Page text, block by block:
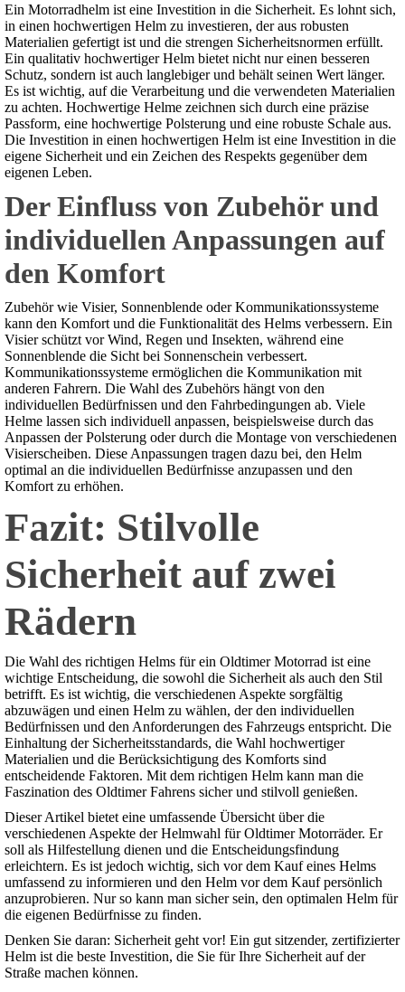
Ein Motorradhelm ist eine Investition in die Sicherheit. Es lohnt sich,
in einen hochwertigen Helm zu investieren, der aus robusten
Materialien gefertigt ist und die strengen Sicherheitsnormen erfüllt.
Ein qualitativ hochwertiger Helm bietet nicht nur einen besseren
Schutz, sondern ist auch langlebiger und behält seinen Wert länger.
Es ist wichtig, auf die Verarbeitung und die verwendeten Materialien
zu achten. Hochwertige Helme zeichnen sich durch eine präzise
Passform, eine hochwertige Polsterung und eine robuste Schale aus.
Die Investition in einen hochwertigen Helm ist eine Investition in die
eigene Sicherheit und ein Zeichen des Respekts gegenüber dem
eigenen Leben.
Der Einfluss von Zubehör und
individuellen Anpassungen auf
den Komfort
Zubehör wie Visier, Sonnenblende oder Kommunikationssysteme
kann den Komfort und die Funktionalität des Helms verbessern. Ein
Visier schützt vor Wind, Regen und Insekten, während eine
Sonnenblende die Sicht bei Sonnenschein verbessert.
Kommunikationssysteme ermöglichen die Kommunikation mit
anderen Fahrern. Die Wahl des Zubehörs hängt von den
individuellen Bedürfnissen und den Fahrbedingungen ab. Viele
Helme lassen sich individuell anpassen, beispielsweise durch das
Anpassen der Polsterung oder durch die Montage von verschiedenen
Visierscheiben. Diese Anpassungen tragen dazu bei, den Helm
optimal an die individuellen Bedürfnisse anzupassen und den
Komfort zu erhöhen.
Fazit: Stilvolle
Sicherheit auf zwei
Rädern
Die Wahl des richtigen Helms für ein Oldtimer Motorrad ist eine
wichtige Entscheidung, die sowohl die Sicherheit als auch den Stil
betrifft. Es ist wichtig, die verschiedenen Aspekte sorgfältig
abzuwägen und einen Helm zu wählen, der den individuellen
Bedürfnissen und den Anforderungen des Fahrzeugs entspricht. Die
Einhaltung der Sicherheitsstandards, die Wahl hochwertiger
Materialien und die Berücksichtigung des Komforts sind
entscheidende Faktoren. Mit dem richtigen Helm kann man die
Faszination des Oldtimer Fahrens sicher und stilvoll genießen.
Dieser Artikel bietet eine umfassende Übersicht über die
verschiedenen Aspekte der Helmwahl für Oldtimer Motorräder. Er
soll als Hilfestellung dienen und die Entscheidungsfindung
erleichtern. Es ist jedoch wichtig, sich vor dem Kauf eines Helms
umfassend zu informieren und den Helm vor dem Kauf persönlich
anzuprobieren. Nur so kann man sicher sein, den optimalen Helm für
die eigenen Bedürfnisse zu finden.
Denken Sie daran: Sicherheit geht vor! Ein gut sitzender, zertifizierter
Helm ist die beste Investition, die Sie für Ihre Sicherheit auf der
Straße machen können.